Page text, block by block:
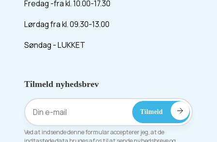
Fredag -fra kl. 10.00-17.30
Lørdag fra kl. 09.30-13.00
Søndag - LUKKET
Tilmeld nyhedsbrev
Ved at indsende denne formular accepterer jeg, at de